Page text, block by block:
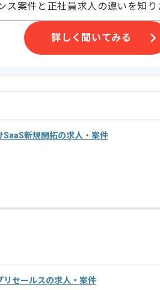
ス案件と正社員求人の違いを知り
詳しく聞いてみる
SaaS新規開拓の求人・案件
リセールスの求人・案件